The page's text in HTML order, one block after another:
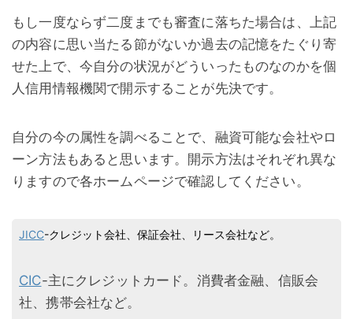
もし一度ならず二度までも審査に落ちた場合は、上記
の内容に思い当たる節がないか過去の記憶をたぐり寄
せた上で、今自分の状況がどういったものなのかを個
人信用情報機関で開示することが先決です。
自分の今の属性を調べることで、融資可能な会社やロ
ーン方法もあると思います。開示方法はそれぞれ異な
りますので各ホームページで確認してください。
JICC-クレジット会社、保証会社、リース会社など。
CIC-主にクレジットカード。消費者金融、信販会
社、携帯会社など。